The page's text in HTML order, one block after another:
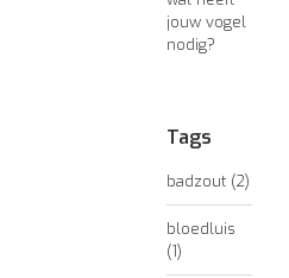
jouw vogel
nodig?
Tags
badzout (2)
bloedluis
(1)